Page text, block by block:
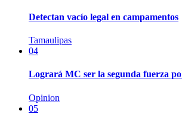
Detectan vacío legal en campamentos
Tamaulipas
04
Logrará MC ser la segunda fuerza
Opinion
05